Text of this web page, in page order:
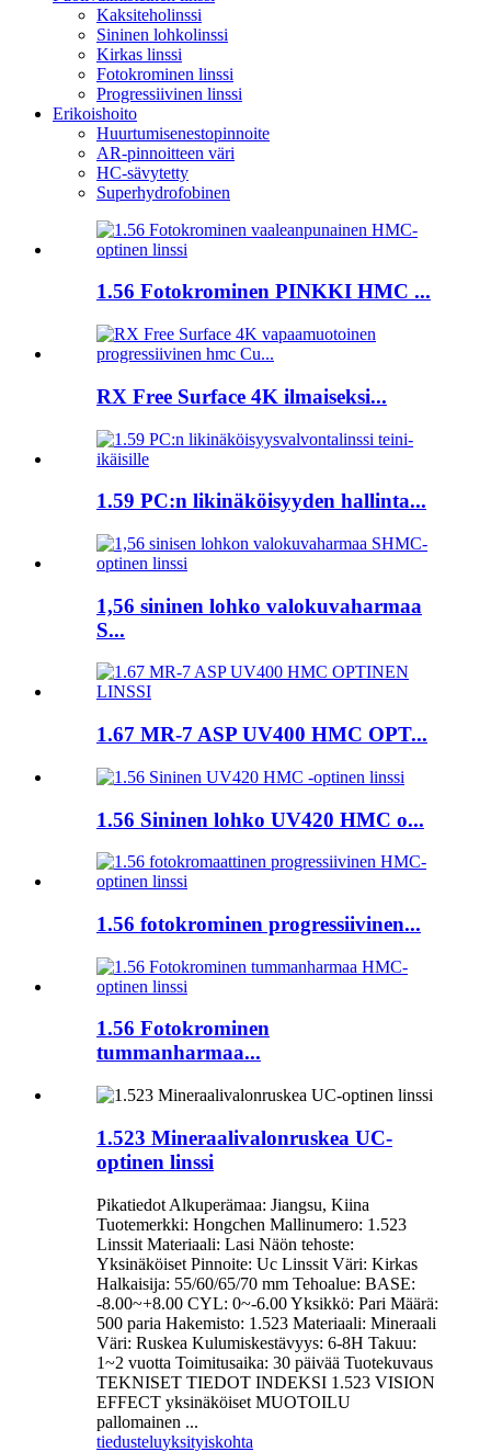
Kaksiteholinssi
Sininen lohkolinssi
Kirkas linssi
Fotokrominen linssi
Progressiivinen linssi
Erikoishoito
Huurtumisenestopinnoite
AR-pinnoitteen väri
HC-sävytetty
Superhydrofobinen
1.56 Fotokrominen PINKKI HMC ...
RX Free Surface 4K ilmaiseksi...
1.59 PC:n likinäköisyyden hallinta...
1,56 sininen lohko valokuvaharmaa
S...
1.67 MR-7 ASP UV400 HMC OPT...
1.56 Sininen lohko UV420 HMC o...
1.56 fotokrominen progressiivinen...
1.56 Fotokrominen
tummanharmaa...
1.523 Mineraalivalonruskea UC-
optinen linssi
Pikatiedot Alkuperämaa: Jiangsu, Kiina
Tuotemerkki: Hongchen Mallinumero: 1.523
Linssit Materiaali: Lasi Näön tehoste:
Yksinäköiset Pinnoite: Uc Linssit Väri: Kirkas
Halkaisija: 55/60/65/70 mm Tehoalue: BASE:
-8.00~+8.00 CYL: 0~-6.00 Yksikkö: Pari Määrä:
500 paria Hakemisto: 1.523 Materiaali: Mineraali
Väri: Ruskea Kulumiskestävyys: 6-8H Takuu:
1~2 vuotta Toimitusaika: 30 päivää Tuotekuvaus
TEKNISET TIEDOT INDEKSI 1.523 VISION
EFFECT yksinäköiset MUOTOILU
pallomainen ...
tiedusteluyksityiskohta